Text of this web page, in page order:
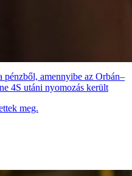
pénzből, amennyibe az Orbán–
4S utáni nyomozás került
meg.